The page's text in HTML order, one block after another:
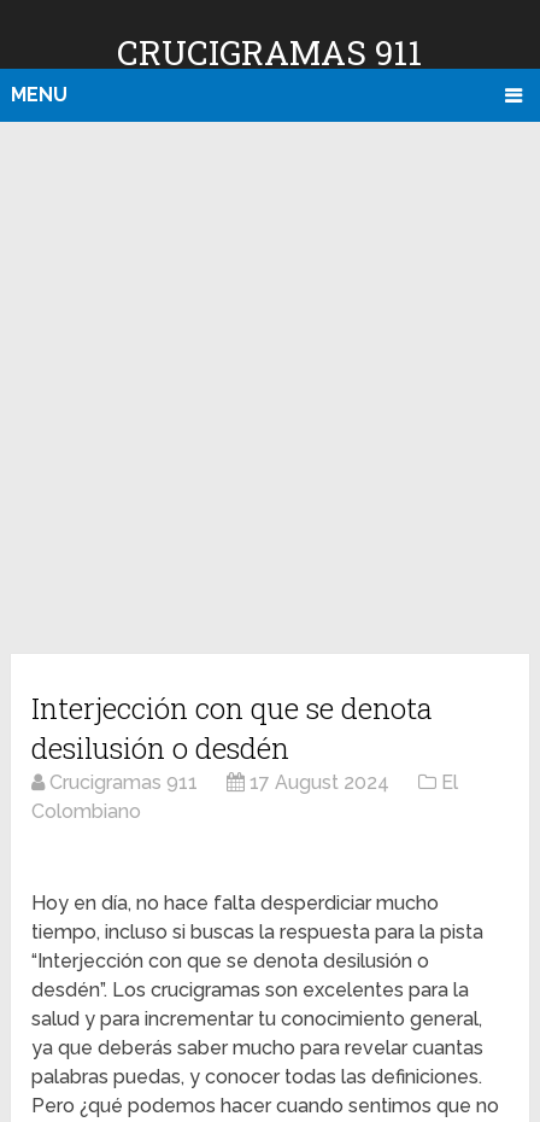
CRUCIGRAMAS 911
MENU
Interjección con que se denota
desilusión o desdén
Crucigramas 911 17 August 2024
El
Colombiano
Hoy en día, no hace falta desperdiciar mucho
tiempo, incluso si buscas la respuesta para la pista
“Interjección con que se denota desilusión o
desdén”. Los crucigramas son excelentes para la
salud y para incrementar tu conocimiento general,
ya que deberás saber mucho para revelar cuantas
palabras puedas, y conocer todas las definiciones.
Pero ¿qué podemos hacer cuando sentimos que no